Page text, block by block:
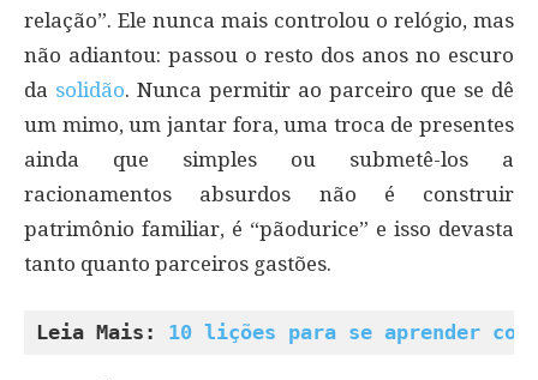
relação”. Ele nunca mais controlou o relógio, mas
não adiantou: passou o resto dos anos no escuro
da solidão. Nunca permitir ao parceiro que se dê
um mimo, um jantar fora, uma troca de presentes
ainda que simples ou submetê-los a
racionamentos absurdos não é construir
patrimônio familiar, é “pãodurice” e isso devasta
tanto quanto parceiros gastões.
Leia Mais: 10 lições para se aprender